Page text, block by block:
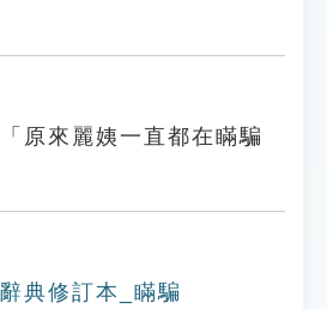
原來麗姨一直都在瞞騙
典修訂本_瞞騙